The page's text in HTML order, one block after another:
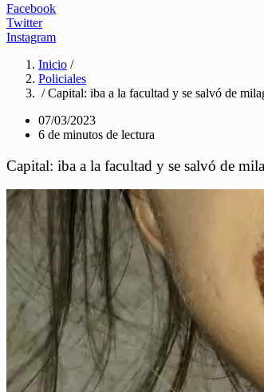
Facebook
Twitter
Instagram
Inicio /
Policiales
/ Capital: iba a la facultad y se salvó de
07/03/2023
6 de minutos de lectura
Capital: iba a la facultad y se salvó de